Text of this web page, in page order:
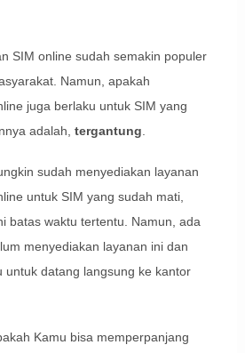
SIM online sudah semakin populer
Namun, apakah
juga berlaku untuk SIM yang
adalah, tergantung
sudah menyediakan layanan
untuk SIM yang sudah mati,
batas waktu tertentu. Namun, ada
menyediakan layanan ini dan
untuk datang langsung ke kantor
Kamu bisa memperpanjang